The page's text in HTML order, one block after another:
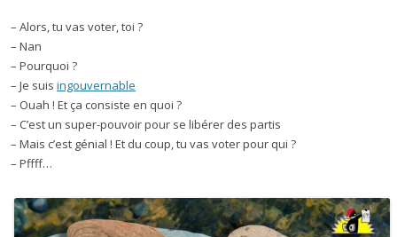
– Alors, tu vas voter, toi ?
– Nan
– Pourquoi ?
– Je suis ingouvernable
– Ouah ! Et ça consiste en quoi ?
– C’est un super-pouvoir pour se libérer des partis
– Mais c’est génial ! Et du coup, tu vas voter pour qui ?
– Pffff…